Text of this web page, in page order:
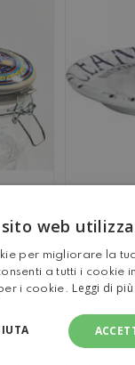
IN
web
per migliorare la
a tutti i cookie
i cookie. Leggi di più